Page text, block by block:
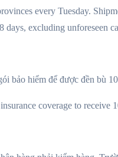
every Tuesday.
days, excluding unforeseen
bảo hiểm để được đền bù
coverage to